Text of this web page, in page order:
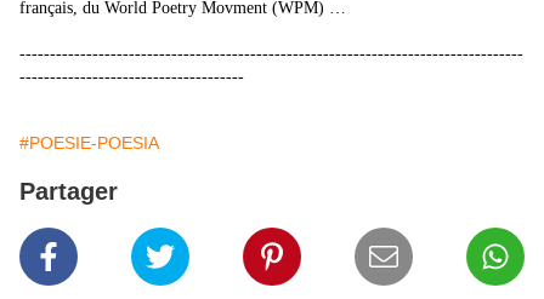
français, du World Poetry Movment (WPM) …
-----------------------------------------------------------------------------------
-------------------------------------
#POESIE-POESIA
Partager